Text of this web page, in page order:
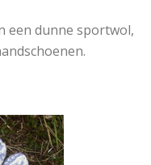
een dunne sportwol,